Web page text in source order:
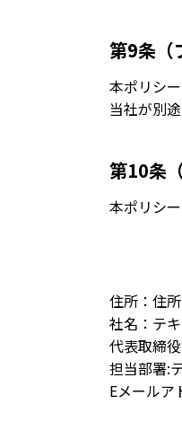
第9条（
本ポリシ
当社が別
第10条
本ポリシ
住所：住
社名：テ
代表取締
担当部署:
Eメールア